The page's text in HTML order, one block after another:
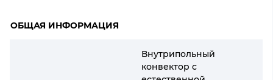
ОБЩАЯ ИНФОРМАЦИЯ
Внутрипольный
конвектор с